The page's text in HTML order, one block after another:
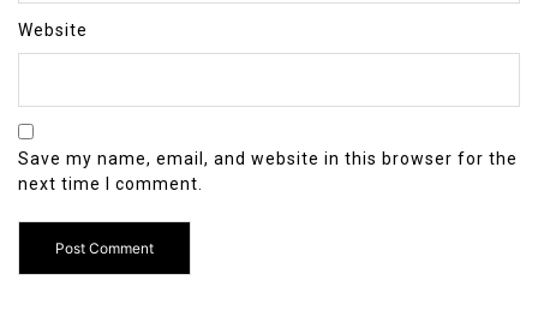
Website
Save my name, email, and website in this browser for the
next time I comment.